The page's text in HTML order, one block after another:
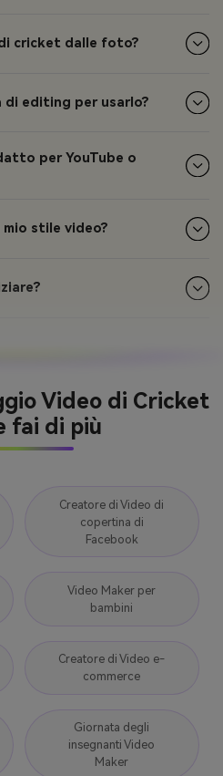
cricket dalle foto?
di editing per usarlo?
per YouTube o
stile video?
Video di Cricket
fai di più
Creatore di Video di
copertina di
Facebook
Video Maker per
bambini
Creatore di Video e-
commerce
Giornata degli
insegnanti Video
Maker